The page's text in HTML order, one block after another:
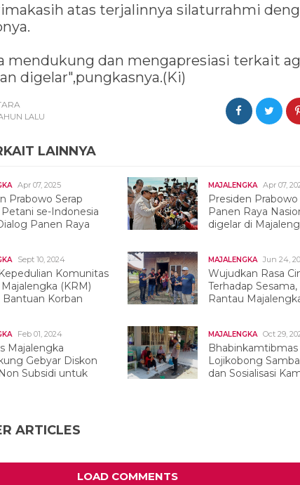
atas terjalinnya silaturrahmi
mendukung dan mengapresiasi terkait
digelar",pungkasnya.(Ki)
LALU
LAINNYA
Apr 07, 2025
Prabowo Serap
Petani se-Indonesia
Panen Raya
MAJALENGKA Apr 07,
Presiden
Panen Raya
digelar di
Sept 10, 2024
Komunitas
(KRM)
Bantuan Korban
MAJALENGKA Jun 24,
Wujudkan Rasa
Terhadap
Rantau
Feb 01, 2024
Majalengka
Gebyar Diskon
Subsidi untuk
MAJALENGKA Oct 29,
Bhabinkamtibmas
Lojikobong
dan Sosialisasi
ARTICLES
LOAD COMMENTS